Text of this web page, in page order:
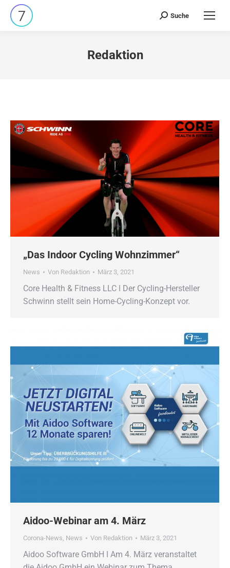
Search:
Suche
Redaktion
„Das Indoor Cycling Wohnzimmer“
News Von Redaktion März 3, 2021
Core Health & Fitness LLC ǀ Der Cycling-Hersteller
Schwinn stellt sein Home-Cycling-Konzept vor.
Aidoo-Webinar am 4. März
Corona-News, News Von Redaktion März 3, 2021
Aidoo Software GmbH ǀ Am 4. März veranstaltet